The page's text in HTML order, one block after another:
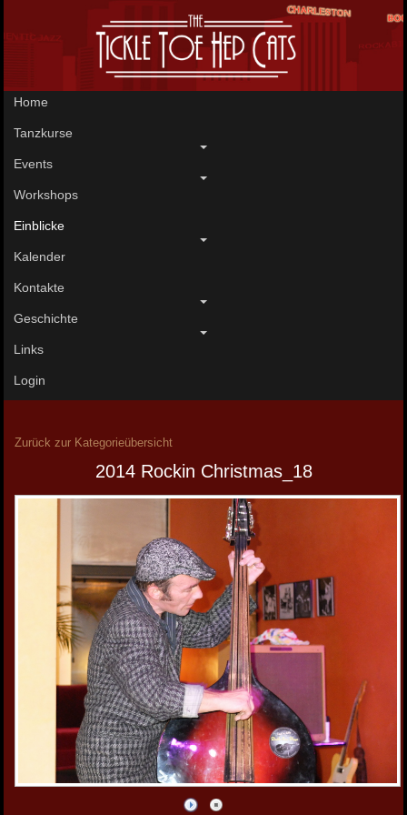
Home
Tanzkurse
Events
Workshops
Einblicke
Kalender
Kontakte
Geschichte
Links
Login
Zurück zur Kategorieübersicht
2014 Rockin Christmas_18